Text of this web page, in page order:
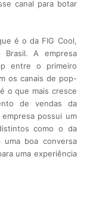
canal para botar
é o da FIG Cool,
A empresa
entre o primeiro
os canais de pop-
o que mais cresce
de vendas da
possui um
como o da
boa conversa
uma experiência